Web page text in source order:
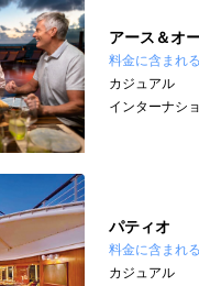
アース＆オ
料金に含まれる
カジュアル
インターナシ
パティオ
料金に含まれる
カジュアル